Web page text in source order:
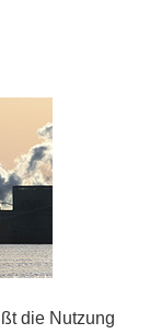
die Nutzung